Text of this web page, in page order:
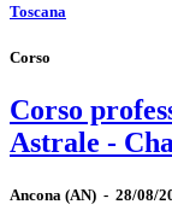
Toscana
Corso
Corso
Astrale -
Ancona (AN) - 28/08/